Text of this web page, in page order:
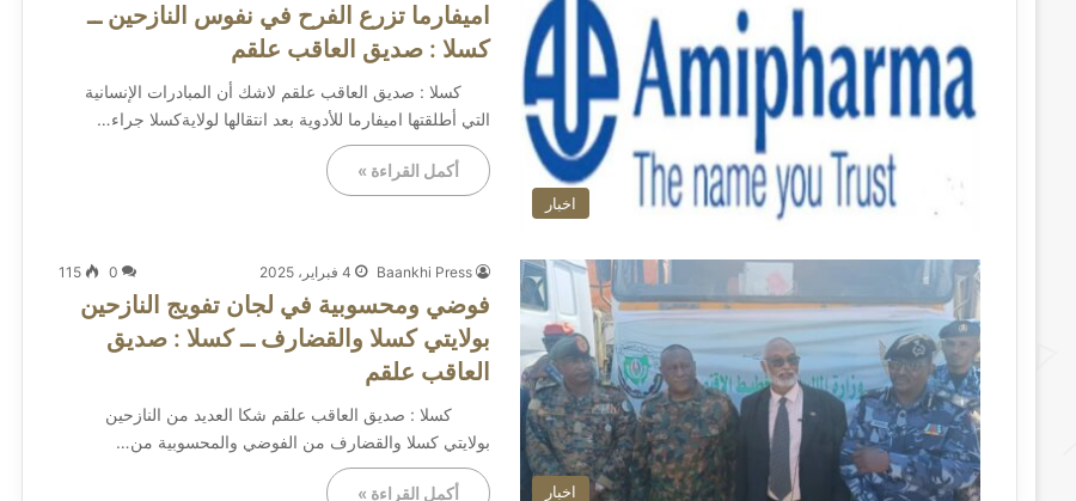
اخبار
اميفارما تزرع الفرح في نفوس النازحين ــ
كسلا : صديق العاقب علقم
كسلا : صديق العاقب علقم لاشك أن المبادرات الإنسانية
التي أطلقتها اميفارما للأدوية بعد انتقالها لولايةكسلا جراء…
أكمل القراءة »
اخبار
Baankhi Press 4 فبراير، 2025 0
115
فوضي ومحسوبية في لجان تفويج النازحين
بولايتي كسلا والقضارف ــ كسلا : صديق
العاقب علقم
كسلا : صديق العاقب علقم شكا العديد من النازحين
بولايتي كسلا والقضارف من الفوضي والمحسوبية من…
أكمل القراءة »